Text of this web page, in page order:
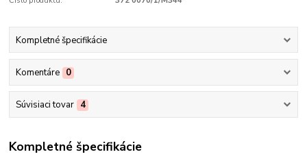
Kompletné špecifikácie
Komentáre 0
Súvisiaci tovar 4
Kompletné špecifikácie